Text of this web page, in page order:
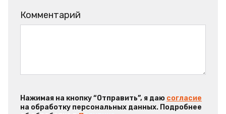
Комментарий
Нажимая на кнопку “Отправить”, я даю согласие
на обработку персональных данных. Подробнее